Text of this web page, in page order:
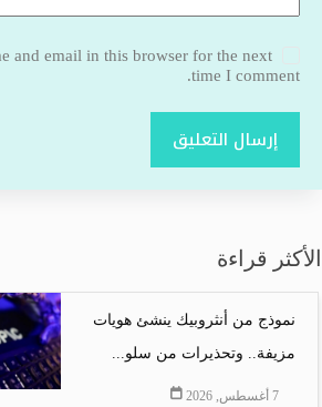
and email in this browser for the next
time I comment.
إرسال التعليق
الأكثر قراءة
نموذج من أنثروبيك ينشئ هويات
مزيفة.. وتحذيرات من سلو...
7 أغسطس, 2026